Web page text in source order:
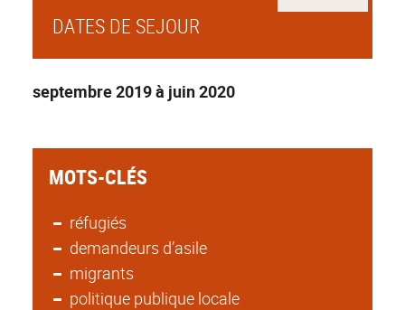
DATES DE SEJOUR
septembre 2019 à juin 2020
MOTS-CLÉS
réfugiés
demandeurs d’asile
migrants
politique publique locale